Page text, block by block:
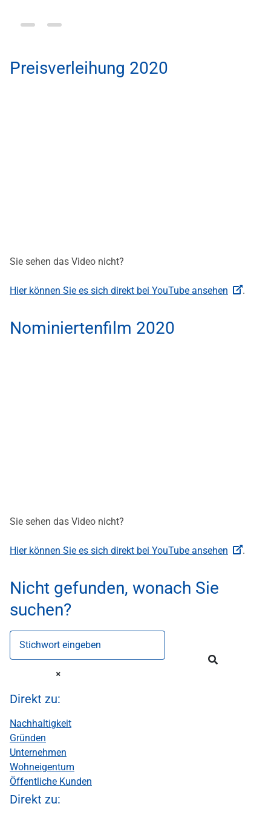
Preisverleihung 2020
Sie sehen das Video nicht?
Hier können Sie es sich direkt bei YouTube ansehen .
Nominiertenfilm 2020
Sie sehen das Video nicht?
Hier können Sie es sich direkt bei YouTube ansehen .
Nicht gefunden, wonach Sie
suchen?
Stichwort eingeben
Direkt zu:
Nachhaltigkeit
Gründen
Unternehmen
Wohneigentum
Öffentliche Kunden
Direkt zu: